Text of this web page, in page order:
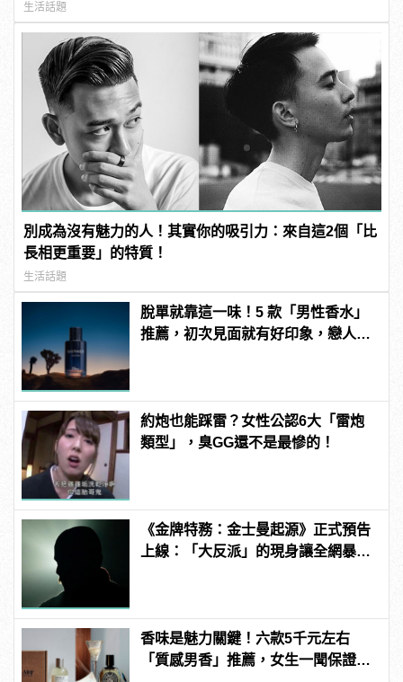
連結！ | manfashion這樣變型男
生活話題
別成為沒有魅力的人！其實你的吸引力：來自這2個「比
長相更重要」的特質！
生活話題
脫單就靠這一味！5 款「男性香水」
推薦，初次見面就有好印象，戀人未
約炮也能踩雷？女性公認6大「雷炮
類型」，臭GG還不是最慘的！
《金牌特務：金士曼起源》正式預告
上線：「大反派」的現身讓全網暴
香味是魅力關鍵！六款5千元左右
「質感男香」推薦，女生一聞保證直